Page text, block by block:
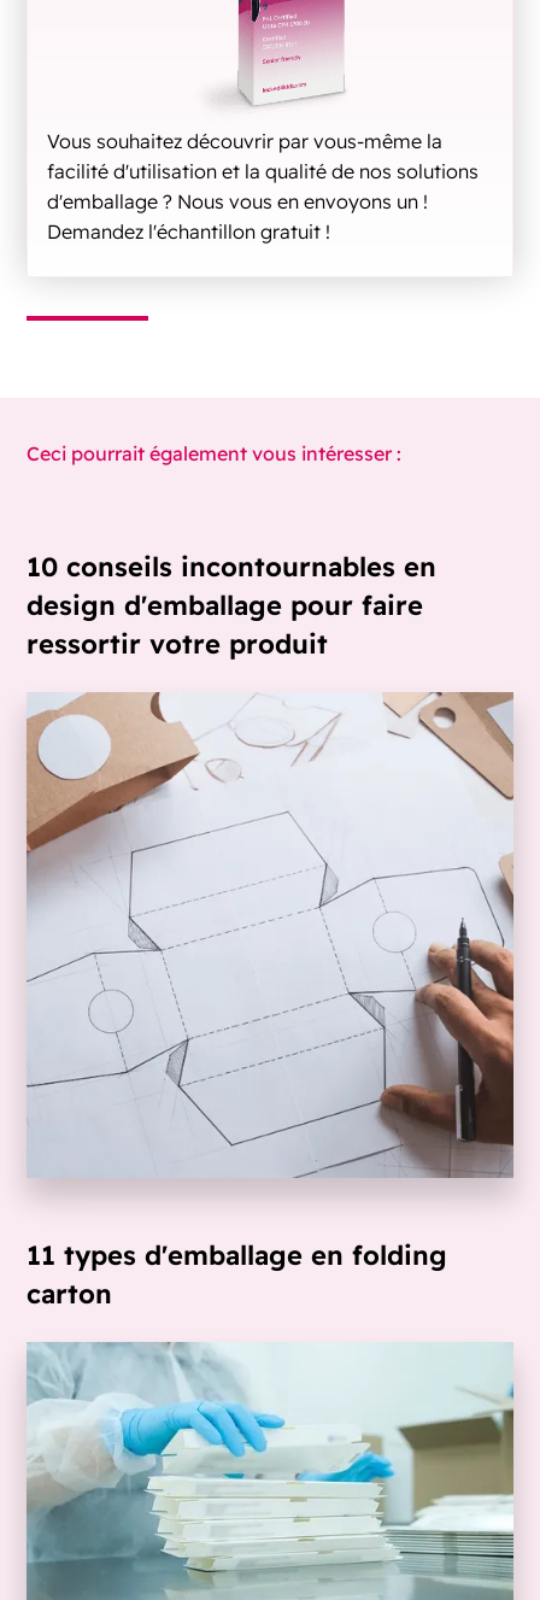
Vous souhaitez découvrir par vous-même la
facilité d'utilisation et la qualité de nos solutions
d'emballage ? Nous vous en envoyons un !
Demandez l'échantillon gratuit !
Ceci pourrait également vous intéresser :
10 conseils incontournables en
design d'emballage pour faire
ressortir votre produit
11 types d'emballage en folding
carton